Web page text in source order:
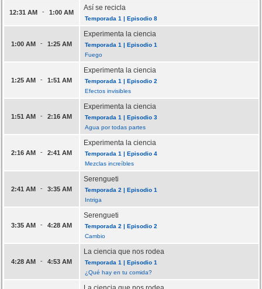
12:31 AM - 1:00 AM
Así se recicla
Temporada 1 | Episodio 8
1:00 AM - 1:25 AM
Experimenta la ciencia
Temporada 1 | Episodio 1
Fuego
1:25 AM - 1:51 AM
Experimenta la ciencia
Temporada 1 | Episodio 2
Efectos invisibles
1:51 AM - 2:16 AM
Experimenta la ciencia
Temporada 1 | Episodio 3
Agua por todas partes
2:16 AM - 2:41 AM
Experimenta la ciencia
Temporada 1 | Episodio 4
Mezclas increíbles
2:41 AM - 3:35 AM
Serengueti
Temporada 2 | Episodio 1
Intriga
3:35 AM - 4:28 AM
Serengueti
Temporada 2 | Episodio 2
Cambio
4:28 AM - 4:53 AM
La ciencia que nos rodea
Temporada 1 | Episodio 1
¿Qué hay en tu comida?